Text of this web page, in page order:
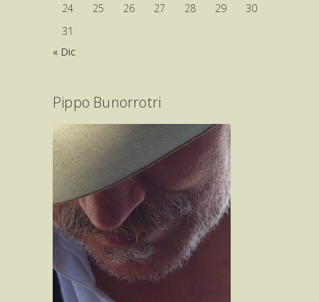
24
25 26 27 28 29
30
31
« Dic
Pippo Bunorrotri